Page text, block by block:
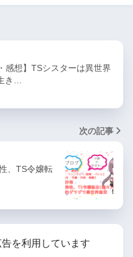
感想】TSシスターは異世界
き…
次の記事
、TS令嬢転
を利用しています